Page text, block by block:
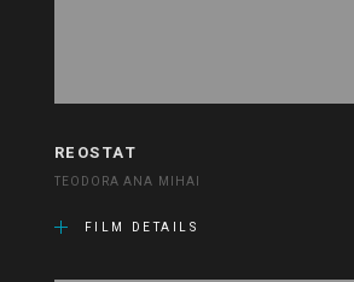
REOSTAT
TEODORA ANA MIHAI
FILM DETAILS